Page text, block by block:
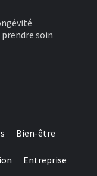
soin
Bien-être
Entreprise